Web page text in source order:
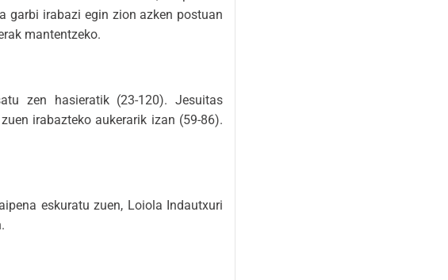
garbi irabazi egin zion azken postuan
mantentzeko.
zen hasieratik (23-120). Jesuitas
irabazteko aukerarik izan (59-86).
eskuratu zuen, Loiola Indautxuri